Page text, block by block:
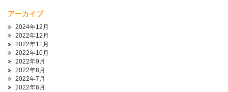
アーカイブ
2024年12月
2022年12月
2022年11月
2022年10月
2022年9月
2022年8月
2022年7月
2022年6月